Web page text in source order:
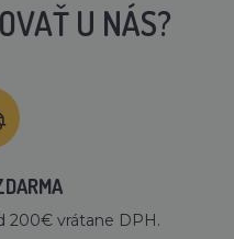
U NÁS?
200€ vrátane DPH.